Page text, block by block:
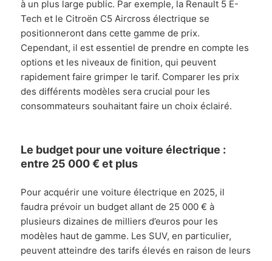
à un plus large public. Par exemple, la Renault 5 E-
Tech et le Citroën C5 Aircross électrique se
positionneront dans cette gamme de prix.
Cependant, il est essentiel de prendre en compte les
options et les niveaux de finition, qui peuvent
rapidement faire grimper le tarif. Comparer les prix
des différents modèles sera crucial pour les
consommateurs souhaitant faire un choix éclairé.
Le budget pour une voiture électrique :
entre 25 000 € et plus
Pour acquérir une voiture électrique en 2025, il
faudra prévoir un budget allant de 25 000 € à
plusieurs dizaines de milliers d’euros pour les
modèles haut de gamme. Les SUV, en particulier,
peuvent atteindre des tarifs élevés en raison de leurs